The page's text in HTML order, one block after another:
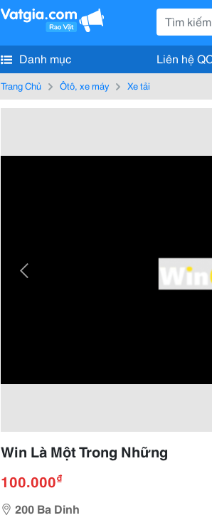
Danh mục Liên hệ
Trang Chủ Ôtô, xe máy Xe tải
Win Là Một Trong Những
100.000₫
200 Ba Dinh